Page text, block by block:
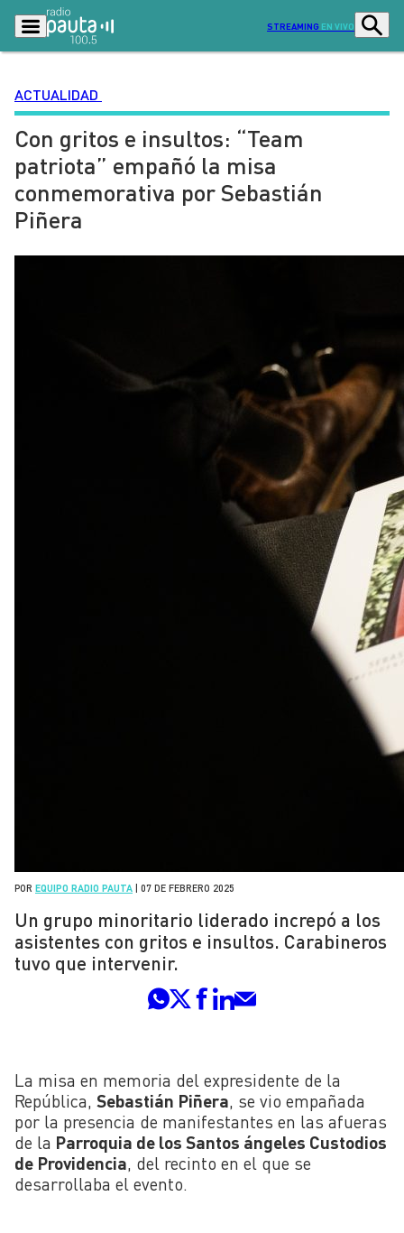
STREAMING EN VIVO
Podcasts
Lo Último
Ciudad
Contenido Patrocinado
ACTUALIDAD
Con gritos e insultos: “Team
patriota” empañó la misa
conmemorativa por Sebastián
Piñera
POR EQUIPO RADIO PAUTA 07 DE FEBRERO 2025
Un grupo minoritario liderado increpó a los
asistentes con gritos e insultos. Carabineros
tuvo que intervenir.
La misa en memoria del expresidente de la
República, Sebastián Piñera , se vio empañada
por la presencia de manifestantes en las afueras
de la Parroquia de los Santos ángeles Custodios
de Providencia , del recinto en el que se
desarrollaba el evento.